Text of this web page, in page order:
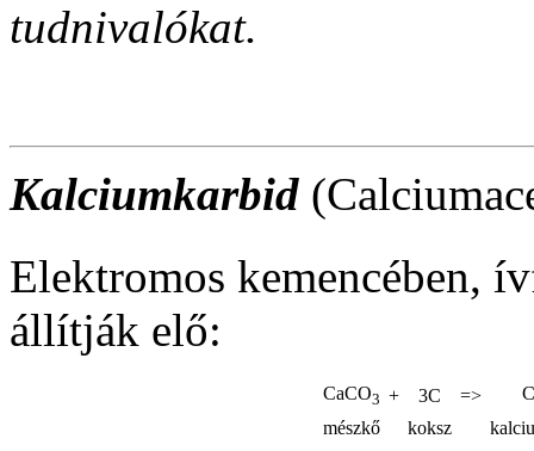
tudnivalókat.
Kalciumkarbid
Elektromos kemencében,
állítják elő:
CaCO3 + 3C =>
mészkő
koksz